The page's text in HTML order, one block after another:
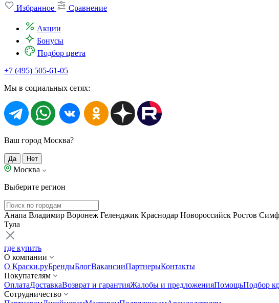
Избранное
Сравнение
Акции
Бонусы
Подбор цвета
+7 (495) 505-61-05
Мы в социальных сетях:
Ваш город Москва?
Да Нет
Москва
Выберите регион
Анапа Владимир Воронеж Геленджик Краснодар Новороссийск Ростов
Тула
где купить
О компании
О Краски.руБрендыБлогВакансииПартнерыКонтакты
Покупателям
ОплатаДоставкаВозврат и гарантияЖалобы и предложенияПомощьПодбор
Сотрудничество